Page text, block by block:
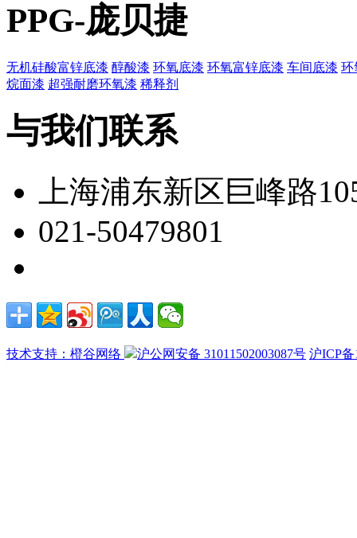
PPG-庞贝捷
无机硅酸富锌底漆 醇酸漆 环氧底漆 环氧富锌底漆 车间底漆 环
烷面漆 超强耐磨环氧漆 稀释剂
与我们联系
上海浦东新区巨峰路
021-50479801
技术支持：橙谷网络 沪公网安备 31011502003087号 沪ICP备